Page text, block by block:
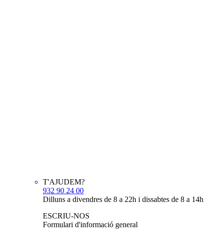
T'AJUDEM?
932 90 24 00
Dilluns a divendres de 8 a 22h i dissabtes de 8 a 14h
ESCRIU-NOS
Formulari d'informació general